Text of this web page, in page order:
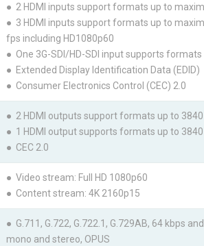
● 2 HDMI inputs support formats up to
● 3 HDMI inputs support formats up to
fps including HD1080p60
● One 3G-SDI/HD-SDI input supports
● Extended Display Identification Data (EDID)
● Consumer Electronics Control (CEC) 2.0
● 2 HDMI outputs support formats up to
● 1 HDMI output supports formats up to
● CEC 2.0
● Video stream: Full HD 1080p60
● Content stream: 4K 2160p15
● G.711, G.722, G.722.1, G.729AB, 64 kbps
mono and stereo, OPUS